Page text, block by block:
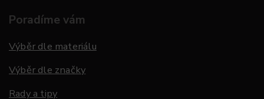
Poradíme vám
Výběr dle materiálu
Výběr dle značky
Rady a tipy